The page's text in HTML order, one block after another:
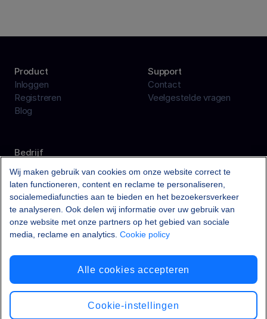
Product
Inloggen
Registreren
Blog
Support
Contact
Veelgestelde vragen
Bedrijf
Vacatures
Algemene voorwaarden
Privacybeleid
Wij maken gebruik van cookies om onze website correct te
laten functioneren, content en reclame te personaliseren,
socialemediafuncties aan te bieden en het bezoekersverkeer
te analyseren. Ook delen wij informatie over uw gebruik van
onze website met onze partners op het gebied van sociale
media, reclame en analytics. Cookie policy
Alle cookies accepteren
Cookie-instellingen